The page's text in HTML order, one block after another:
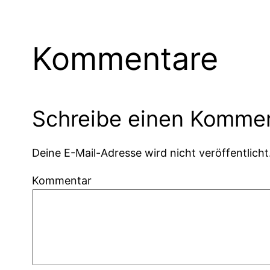
Kommentare
Schreibe einen
Deine E-Mail-Adresse wird nicht
Kommentar